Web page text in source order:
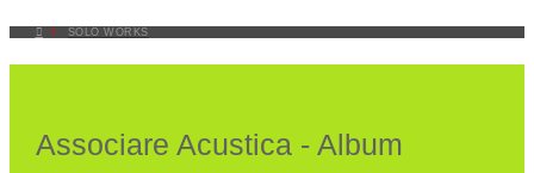
SOLO WORKS
Associare Acustica - Album